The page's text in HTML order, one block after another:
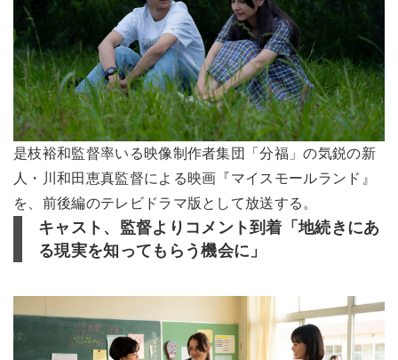
是枝裕和監督率いる映像制作者集団「分福」の気鋭の新
人・川和田恵真監督による映画『マイスモールランド』
を、前後編のテレビドラマ版として放送する。
キャスト、監督よりコメント到着「地続きにあ
る現実を知ってもらう機会に」